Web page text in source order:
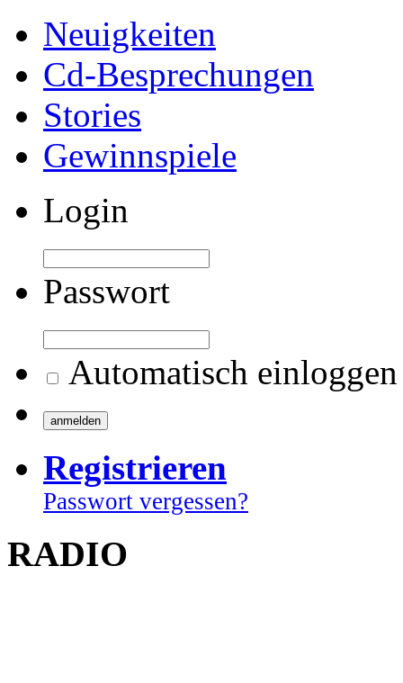
Neuigkeiten
Cd-Besprechungen
Stories
Gewinnspiele
Login
Passwort
Automatisch einloggen
Registrieren
Passwort vergessen?
RADIO